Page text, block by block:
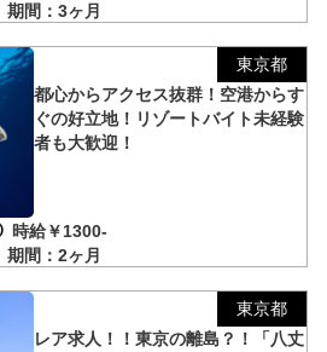
期間：3ヶ月
東京都
都心からアクセス抜群！空港からす
ぐの好立地！リゾートバイト未経験
者も大歓迎！
時給￥1300-
期間：2ヶ月
東京都
レア求人！！東京の離島？！「八丈